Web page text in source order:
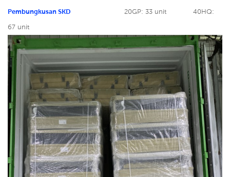
Pembungkusan SKD 20GP: 33 unit 40HQ:
67 unit